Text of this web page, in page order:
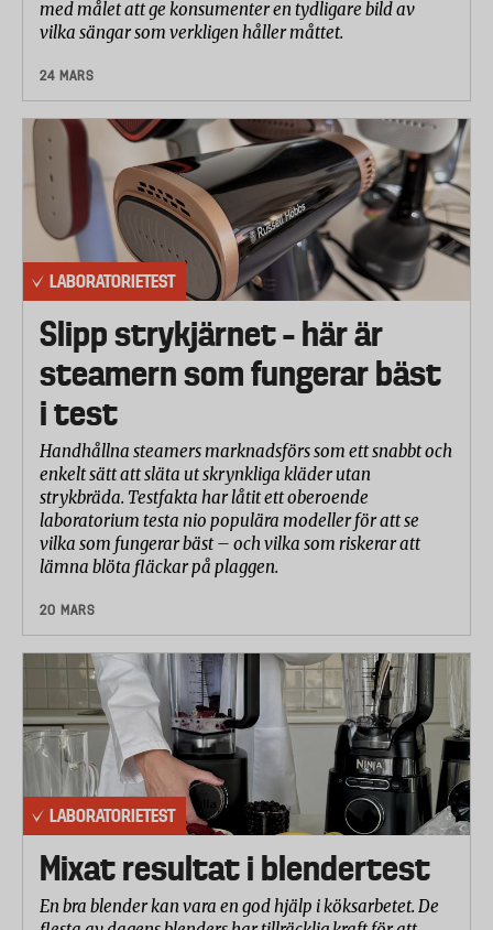
med målet att ge konsumenter en tydligare bild av
vilka sängar som verkligen håller måttet.
24 MARS
LABORATORIETEST
Slipp strykjärnet – här är
steamern som fungerar bäst
i test
Handhållna steamers marknadsförs som ett snabbt och
enkelt sätt att släta ut skrynkliga kläder utan
strykbräda. Testfakta har låtit ett oberoende
laboratorium testa nio populära modeller för att se
vilka som fungerar bäst – och vilka som riskerar att
lämna blöta fläckar på plaggen.
20 MARS
LABORATORIETEST
Mixat resultat i blendertest
En bra blender kan vara en god hjälp i köksarbetet. De